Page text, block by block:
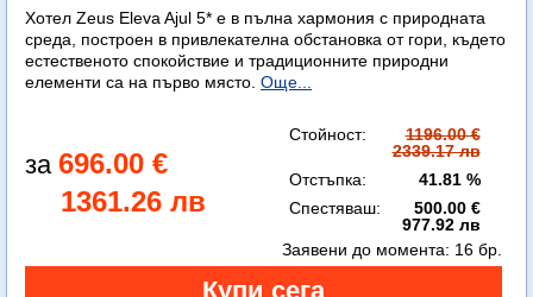
Хотел Zeus Eleva Ajul 5* е в пълна хармония с природната
среда, построен в привлекателна обстановка от гори, където
естественото спокойствие и традиционните природни
елементи са на първо място. Още...
696.00 €
1361.26 лв
Стойност:
1196.00 €
2339.17 лв
Отстъпка:
41.81 %
Спестяваш:
500.00 €
977.92 лв
Заявени до момента: 16 бр.